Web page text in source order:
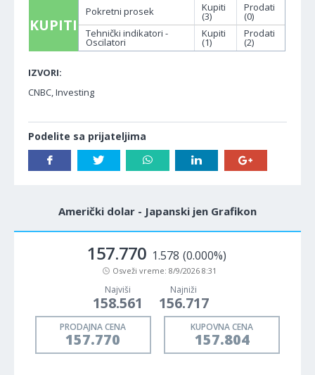
KUPITI
Pokretni prosek Kupiti
(3)
Prodati
(0)
Tehnički indikatori -
Oscilatori
Kupiti
(1)
Prodati
(2)
IZVORI:
CNBC, Investing
Podelite sa prijateljima
Američki dolar - Japanski jen Grafikon
157.770 1.578 (0.000%)
Osveži vreme: 8/9/2026 8:31
Najviši
158.561
Najniži
156.717
PRODAJNA CENA
157.770
KUPOVNA CENA
157.804